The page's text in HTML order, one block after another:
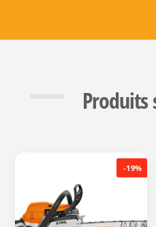
Produits
-19%